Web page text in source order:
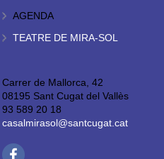
AGENDA
TEATRE DE MIRA-SOL
Carrer de Mallorca, 42
08195 Sant Cugat del Vallès
93 589 20 18
casalmirasol@santcugat.cat